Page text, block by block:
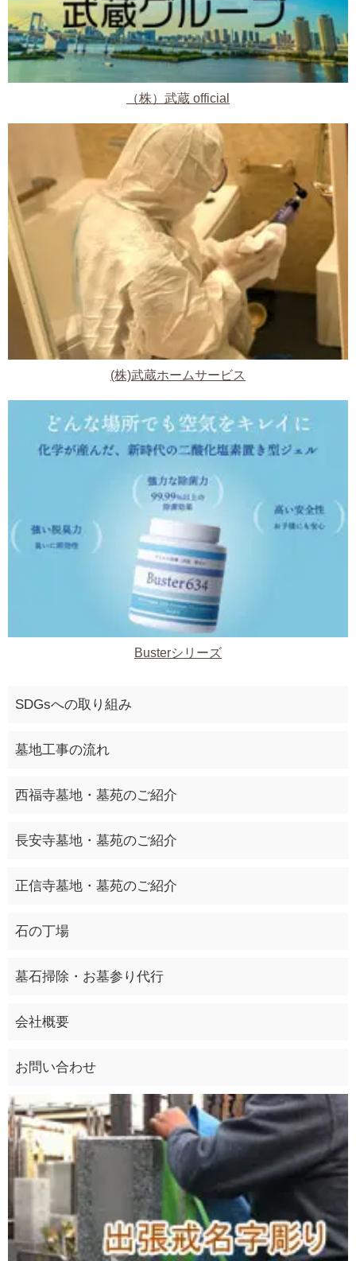
（株）武蔵 official
(株)武蔵ホームサービス
Busterシリーズ
SDGsへの取り組み
墓地工事の流れ
西福寺墓地・墓苑のご紹介
長安寺墓地・墓苑のご紹介
正信寺墓地・墓苑のご紹介
石の丁場
墓石掃除・お墓参り代行
会社概要
お問い合わせ